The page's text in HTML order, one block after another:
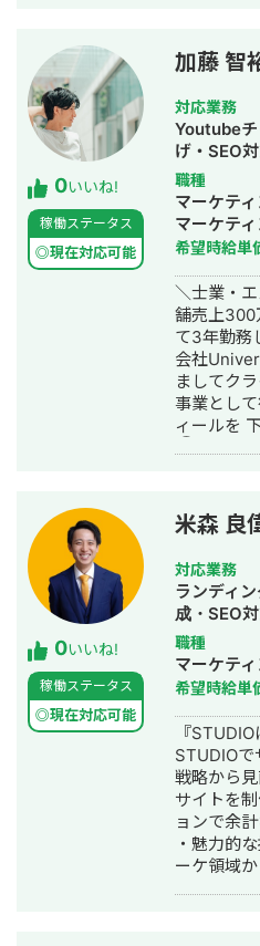
株式会社
連続で150
【略歴】
会社の集
活動 2022年〜 ・トソーマ株式会社
代表取締
の集客支
ング広告
作事業 LINE（無料相談をご希望の方）
https://
qr/
uLand=UGw3dP トソ
式サイト
相談も受
方は、
ませ。
を目指され
本的にはチ
いただきます。 質問例 ・今
る業種の
いての相
ど。 ②WEB広告運用代行（月額25万
円/手数料20%） 費用は月
り2パター
費100万
間広告費
費20% ※LPO不要で純粋な広告運用の
みの場合15万
の作業内
プランニ
日々の配
制作 ・LP
修正） ・
作及び入
トBAN対
ティングフ
関わる部分のご提案
ィブ制作、
関しては別
となりま
としてお
ださい。（
可） 協業先例 ・WEBコンサルティン
グ会社様
集会社様
味ある方
https://
最後まで
いました。 ＊リンクのYouTubeは
あって「
TV【
せていた
0いいね!
稼働ステータス
◎現在対応可能
加藤 智
対応業務
Youtubeチ
げ・SEO
作・動画編
職種
マーケテ
マーケテ
希望時給単
＼士業・
舗売上300万アッ
て3年勤務
会社
ましてク
事業として行
ィールを
ック
200％UP
100％UP
総SNSコンサ
行ってい
導線設計
設計 ・動
ンテンツ
成 ・サム
編集 ・ア
0いいね!
稼働ステータス
◎現在対応可能
米森 良
対応業務
ランディ
成・SEO
成・動画制
職種
マーケテ
希望時給単
『STUDIO
STUDIO
戦略から
サイトを
ョンで余
・魅力的
ーケ領域